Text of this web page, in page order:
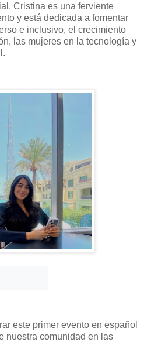
Cristina es una ferviente
y está dedicada a fomentar
e inclusivo, el crecimiento
las mujeres en la tecnología y
este primer evento en español
nuestra comunidad en las